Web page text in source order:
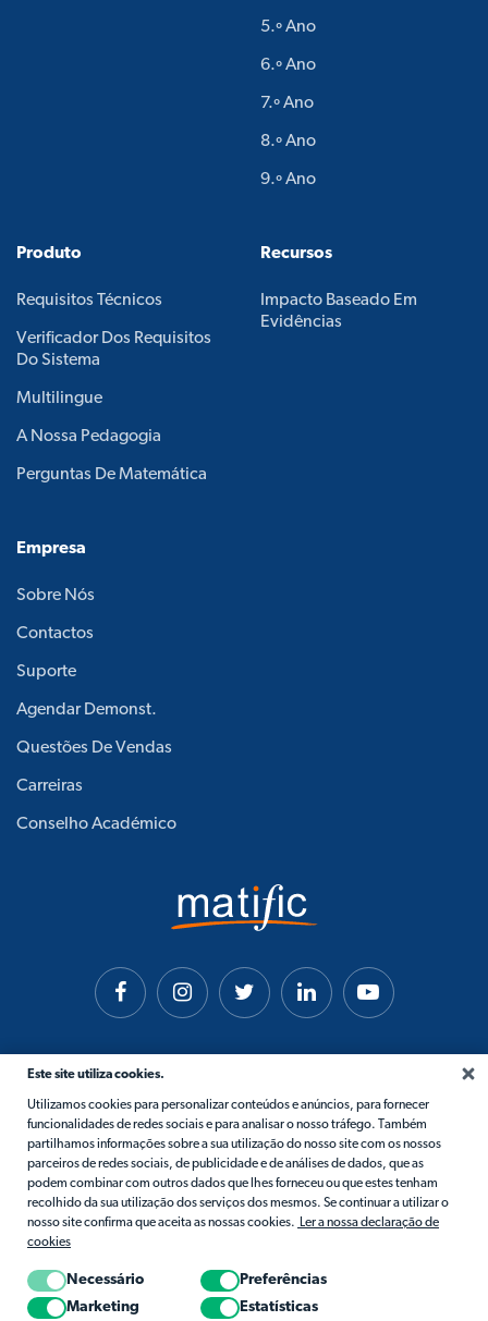
Este site utiliza cookies.
Utilizamos cookies para personalizar conteúdos e anúncios, para fornecer
funcionalidades de redes sociais e para analisar o nosso tráfego. Também
partilhamos informações sobre a sua utilização do nosso site com os nossos
parceiros de redes sociais, de publicidade e de análises de dados, que as
podem combinar com outros dados que lhes forneceu ou que estes tenham
recolhido da sua utilização dos serviços dos mesmos. Se continuar a utilizar o
nosso site confirma que aceita as nossas cookies. Ler a nossa declaração de
cookies
Necessário
Preferências
Marketing
Estatísticas
5.º Ano
6.º Ano
7.º Ano
8.º Ano
9.º Ano
Produto
Requisitos Técnicos
Verificador Dos Requisitos
Do Sistema
Multilingue
A Nossa Pedagogia
Perguntas De Matemática
Recursos
Impacto Baseado Em
Evidências
Empresa
Sobre Nós
Contactos
Suporte
Agendar Demonst.
Questões De Vendas
Carreiras
Conselho Académico